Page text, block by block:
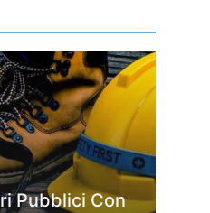
Pubblici Con